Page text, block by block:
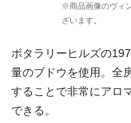
※商品画像のヴィ
ざいます。
ボタラリーヒルズの
量のブドウを使用。全
することで非常にアロ
できる。